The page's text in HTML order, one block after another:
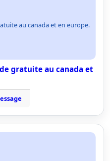
au canada et en europe.
gratuite au canada et